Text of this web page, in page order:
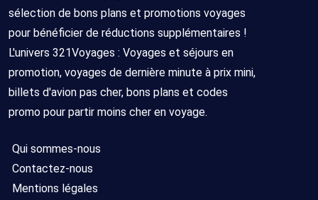
sélection de bons plans et promotions voyages
pour bénéficier de réductions supplémentaires !
L'univers 321Voyages : Voyages et séjours en
promotion, voyages de dernière minute à prix mini,
billets d'avion pas cher, bons plans et codes
promo pour partir moins cher en voyage.
Qui sommes-nous
Contactez-nous
Mentions légales